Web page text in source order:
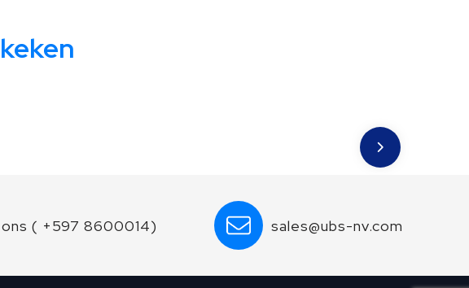
( +597 8600014) sales@ubs-nv.com